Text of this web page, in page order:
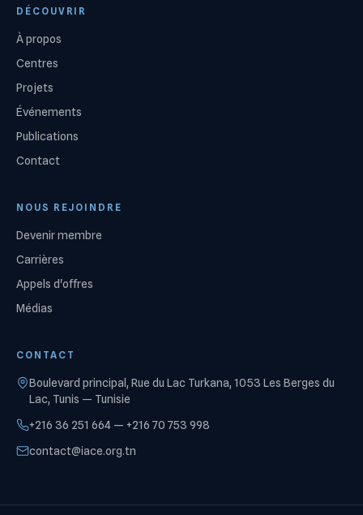
DÉCOUVRIR
À propos
Centres
Projets
Événements
Publications
Contact
NOUS REJOINDRE
Devenir membre
Carrières
Appels d'offres
Médias
CONTACT
Boulevard principal, Rue du Lac Turkana, 1053 Les Berges du
Lac, Tunis — Tunisie
+216 36 251 664 — +216 70 753 998
contact@iace.org.tn